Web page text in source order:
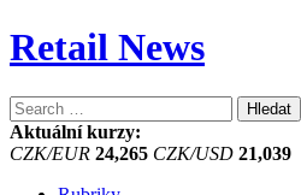
Retail News
Vyhledávání
Aktuální kurzy:
CZK/EUR 24,265 CZK/USD 21,039